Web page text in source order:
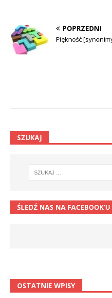
POPRZEDNI
Piękność
SZUKAJ
ŚLEDŹ NAS NA FACEBOOK’U
OSTATNIE WPISY